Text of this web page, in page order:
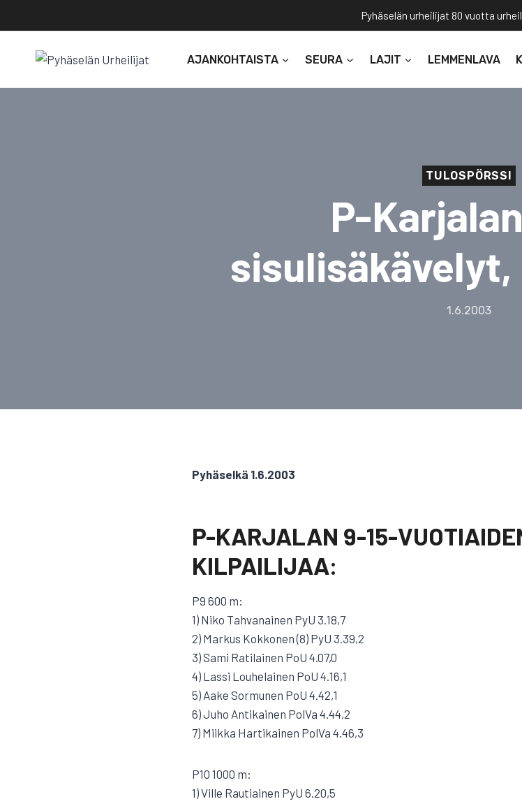
sisältöön
Pyhäselän urheilijat 80 vuotta
AJANKOHTAISTA SEURA LAJIT LEMMENLAVA
TULOSPÖRSSI
P-
sisulisäkävelyt,
1.6.2003
Pyhäselkä 1.6.2003
P-KARJALAN 9-15-
KILPAILIJAA:
P9 600 m:
1) Niko Tahvanainen PyU 3.18,7
2) Markus Kokkonen (8) PyU 3.39,2
3) Sami Ratilainen PoU 4.07,0
4) Lassi Louhelainen PoU 4.16,1
5) Aake Sormunen PoU 4.42,1
6) Juho Antikainen PolVa 4.44,2
7) Miikka Hartikainen PolVa 4.46,3
P10 1000 m:
1) Ville Rautiainen PyU 6.20,5